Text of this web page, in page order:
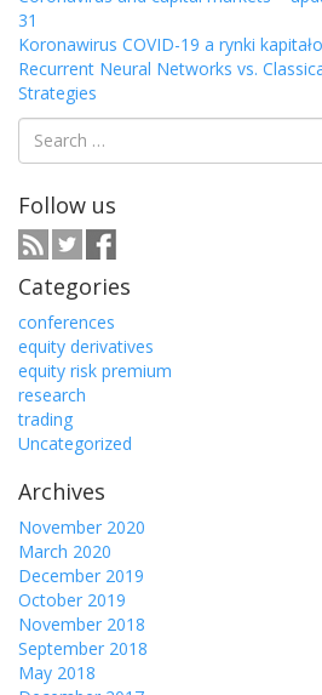
31
Koronawirus COVID-19 a rynki
Recurrent Neural Networks vs.
Strategies
Search
for:
Follow us
Categories
conferences
equity derivatives
equity risk premium
research
trading
Uncategorized
Archives
November 2020
March 2020
December 2019
October 2019
November 2018
September 2018
May 2018